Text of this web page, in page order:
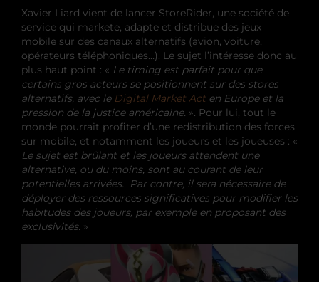
Xavier Liard vient de lancer StoreRider, une société de
service qui markete, adapte et distribue des jeux
mobile sur des canaux alternatifs (avion, voiture,
opérateurs téléphoniques…). Le sujet l’intéresse donc au
plus haut point : « Le timing est parfait pour que
certains gros acteurs se positionnent sur des stores
alternatifs, avec le Digital Market Act en Europe et la
pression de la justice américaine. ». Pour lui, tout le
monde pourrait profiter d’une redistribution des forces
sur mobile, et notamment les joueurs et les joueuses : «
Le sujet est brûlant et les joueurs attendent une
alternative, ou du moins, sont au courant de leur
potentielles arrivées. Par contre, il sera nécessaire de
déployer des ressources significatives pour modifier les
habitudes des joueurs, par exemple en proposant des
exclusivités. »